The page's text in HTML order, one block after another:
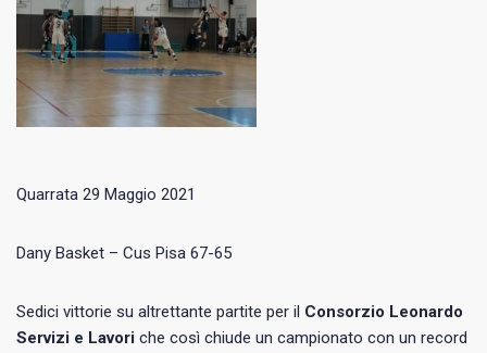
Quarrata 29 Maggio 2021
Dany Basket – Cus Pisa 67-65
Sedici vittorie su altrettante partite per il Consorzio Leonardo
Servizi e Lavori che così chiude un campionato con un record